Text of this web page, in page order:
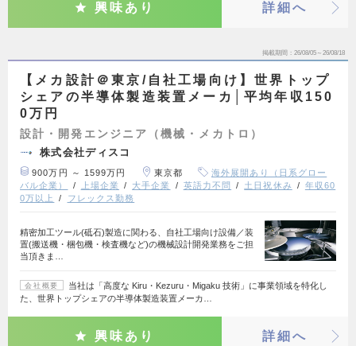
興味あり 詳細へ
掲載期間 26/08/05～26/08/18
【メカ設計＠東京/自社工場向け】世界トップ
シェアの半導体製造装置メーカ│平均年収150
0万円
設計・開発エンジニア（機械・メカトロ）
株式会社ディスコ
900万円 ～ 1599万円 東京都
海外展開あり（日系グロー
バル企業）
上場企業 大手企業 英語力不問 土日祝休み
年収60
0万以上
フレックス勤務
精密加工ツール(砥石)製造に関わる、自社工場向け設備／装
置(搬送機・梱包機・検査機など)の機械設計開発業務をご担
当頂きま…
会社概要
当社は「高度な Kiru・Kezuru・Migaku 技術」に事業領域を特化し
た、世界トップシェアの半導体製造装置メーカ…
興味あり 詳細へ